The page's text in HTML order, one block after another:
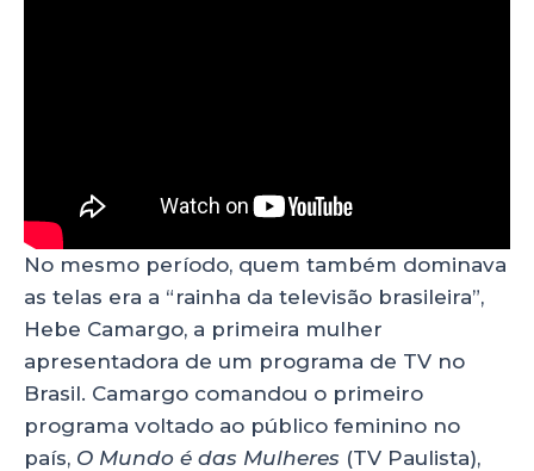
No mesmo período, quem também dominava
as telas era a “rainha da televisão brasileira”,
Hebe Camargo, a primeira mulher
apresentadora de um programa de TV no
Brasil. Camargo comandou o primeiro
programa voltado ao público feminino no
país, O Mundo é das Mulheres (TV Paulista),